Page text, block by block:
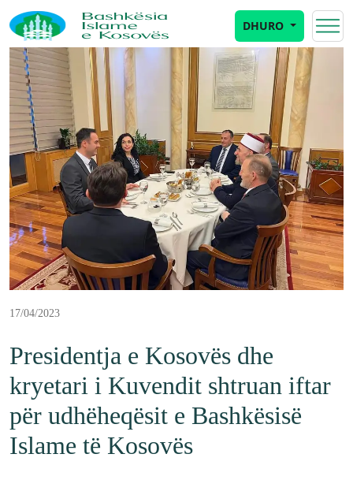
DHURO
17/04/2023
Presidentja e Kosovës dhe
kryetari i Kuvendit shtruan iftar
për udhëheqësit e Bashkësisë
Islame të Kosovës